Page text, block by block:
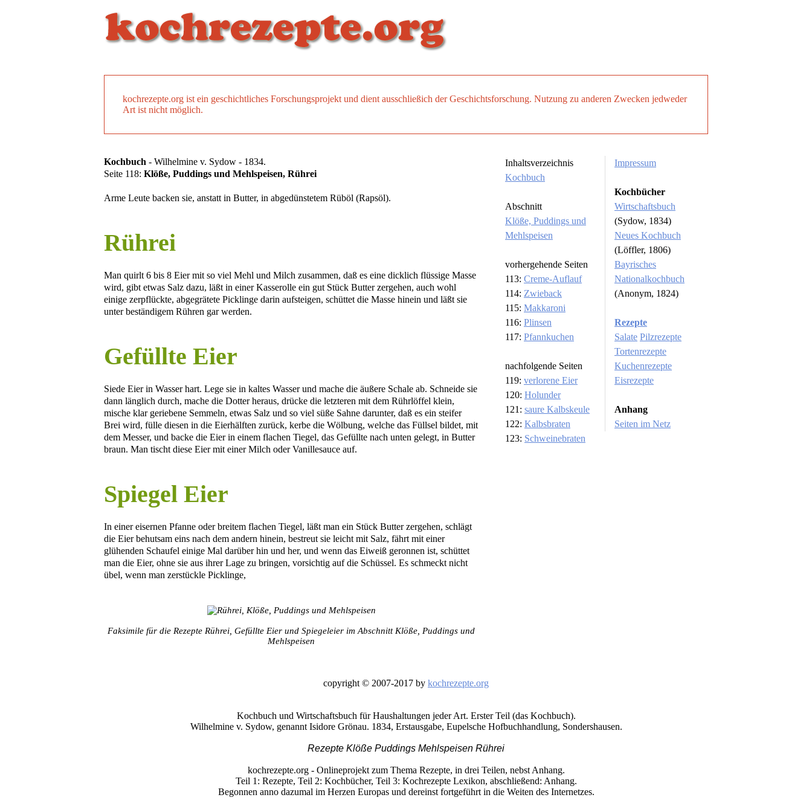
kochrezepte.org ist ein geschichtliches Forschungsprojekt und dient ausschließich der Geschichtsforschung. Nutzung zu anderen Zwecken jedweder
Art ist nicht möglich.
Kochbuch - Wilhelmine v. Sydow - 1834.
Seite 118: Klöße, Puddings und Mehlspeisen, Rührei
Arme Leute backen sie, anstatt in Butter, in abgedünstetem Rüböl (Rapsöl).
Rührei
Man quirlt 6 bis 8 Eier mit so viel Mehl und Milch zusammen, daß es eine dicklich flüssige Masse
wird, gibt etwas Salz dazu, läßt in einer Kasserolle ein gut Stück Butter zergehen, auch wohl
einige zerpflückte, abgegrätete Picklinge darin aufsteigen, schüttet die Masse hinein und läßt sie
unter beständigem Rühren gar werden.
Gefüllte Eier
Siede Eier in Wasser hart. Lege sie in kaltes Wasser und mache die äußere Schale ab. Schneide sie
dann länglich durch, mache die Dotter heraus, drücke die letzteren mit dem Rührlöffel klein,
mische klar geriebene Semmeln, etwas Salz und so viel süße Sahne darunter, daß es ein steifer
Brei wird, fülle diesen in die Eierhälften zurück, kerbe die Wölbung, welche das Füllsel bildet, mit
dem Messer, und backe die Eier in einem flachen Tiegel, das Gefüllte nach unten gelegt, in Butter
braun. Man tischt diese Eier mit einer Milch oder Vanillesauce auf.
Spiegel Eier
In einer eisernen Pfanne oder breitem flachen Tiegel, läßt man ein Stück Butter zergehen, schlägt
die Eier behutsam eins nach dem andern hinein, bestreut sie leicht mit Salz, fährt mit einer
glühenden Schaufel einige Mal darüber hin und her, und wenn das Eiweiß geronnen ist, schüttet
man die Eier, ohne sie aus ihrer Lage zu bringen, vorsichtig auf die Schüssel. Es schmeckt nicht
übel, wenn man zerstückle Picklinge,
Faksimile für die Rezepte Rührei, Gefüllte Eier und Spiegeleier im Abschnitt Klöße, Puddings und
Mehlspeisen
Inhaltsverzeichnis
Kochbuch
Abschnitt
Klöße, Puddings und
Mehlspeisen
vorhergehende Seiten
113: Creme-Auflauf
114: Zwieback
115: Makkaroni
116: Plinsen
117: Pfannkuchen
nachfolgende Seiten
119: verlorene Eier
120: Holunder
121: saure Kalbskeule
122: Kalbsbraten
123: Schweinebraten
Impressum
Kochbücher
Wirtschaftsbuch
(Sydow, 1834)
Neues Kochbuch
(Löffler, 1806)
Bayrisches
Nationalkochbuch
(Anonym, 1824)
Rezepte
Salate Pilzrezepte
Tortenrezepte
Kuchenrezepte
Eisrezepte
Anhang
Seiten im Netz
copyright © 2007-2017 by kochrezepte.org
Kochbuch und Wirtschaftsbuch für Haushaltungen jeder Art. Erster Teil (das Kochbuch).
Wilhelmine v. Sydow, genannt Isidore Grönau. 1834, Erstausgabe, Eupelsche Hofbuchhandlung, Sondershausen.
Rezepte Klöße Puddings Mehlspeisen Rührei
kochrezepte.org - Onlineprojekt zum Thema Rezepte, in drei Teilen, nebst Anhang.
Teil 1: Rezepte, Teil 2: Kochbücher, Teil 3: Kochrezepte Lexikon, abschließend: Anhang.
Begonnen anno dazumal im Herzen Europas und dereinst fortgeführt in die Weiten des Internetzes.